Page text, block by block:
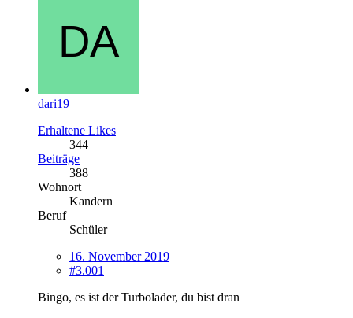
dari19
Erhaltene Likes
344
Beiträge
388
Wohnort
Kandern
Beruf
Schüler
16. November 2019
#3.001
Bingo, es ist der Turbolader, du bist dran